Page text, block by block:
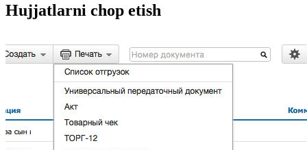
Hujjatlarni chop etish